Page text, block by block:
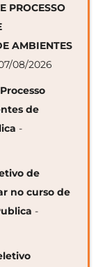
PROCESSO
AMBIENTES
08/2026
de
-
de
no curso de
-